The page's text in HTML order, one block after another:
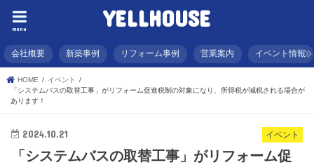
YELLHOUSE
menu
会社概要 新築事例 リフォーム事例 営業案内 イベント情報
HOME
イベント
「システムバスの取替工事」がリフォーム促進税制の対象になり、所得税が減税される場合が
あります！
イベント
2024.10.21
「システムバスの取替工事」がリフォーム促